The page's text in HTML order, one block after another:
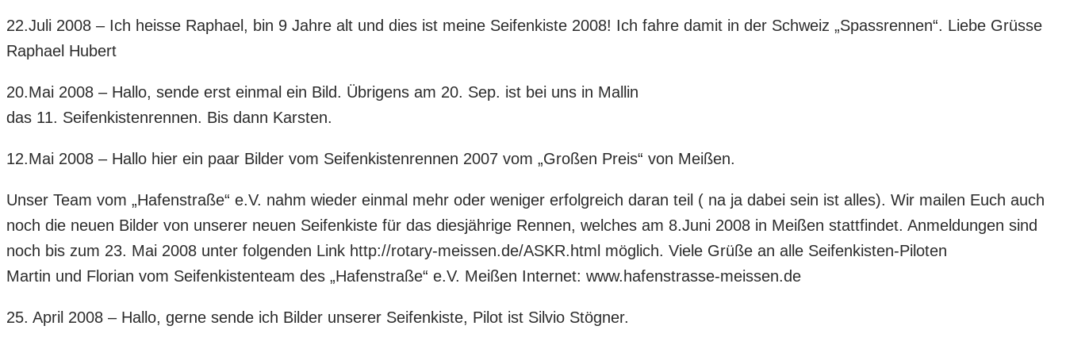
22.Juli 2008 – Ich heisse Raphael, bin 9 Jahre alt und dies ist meine Seifenkiste 2008! Ich fahre damit in der Schweiz „Spassrennen“. Liebe Grüsse
Raphael Hubert
20.Mai 2008 – Hallo, sende erst einmal ein Bild. Übrigens am 20. Sep. ist bei uns in Mallin
das 11. Seifenkistenrennen. Bis dann Karsten.
12.Mai 2008 – Hallo hier ein paar Bilder vom Seifenkistenrennen 2007 vom „Großen Preis“ von Meißen.
Unser Team vom „Hafenstraße“ e.V. nahm wieder einmal mehr oder weniger erfolgreich daran teil ( na ja dabei sein ist alles). Wir mailen Euch auch
noch die neuen Bilder von unserer neuen Seifenkiste für das diesjährige Rennen, welches am 8.Juni 2008 in Meißen stattfindet. Anmeldungen sind
noch bis zum 23. Mai 2008 unter folgenden Link http://rotary-meissen.de/ASKR.html möglich. Viele Grüße an alle Seifenkisten-Piloten
Martin und Florian vom Seifenkistenteam des „Hafenstraße“ e.V. Meißen Internet: www.hafenstrasse-meissen.de
25. April 2008 – Hallo, gerne sende ich Bilder unserer Seifenkiste, Pilot ist Silvio Stögner.